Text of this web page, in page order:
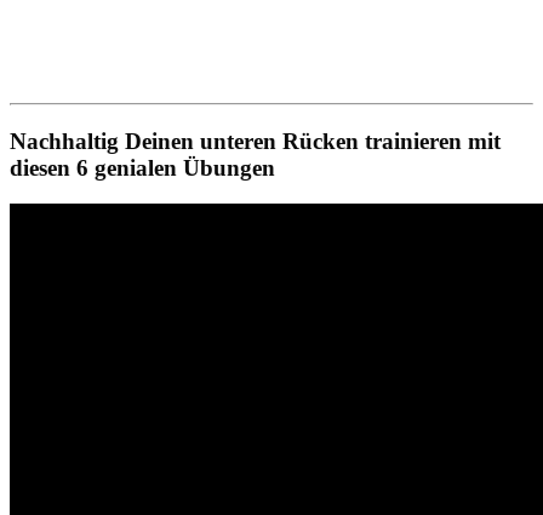
Nachhaltig Deinen unteren Rücken trainieren mit
diesen 6 genialen Übungen